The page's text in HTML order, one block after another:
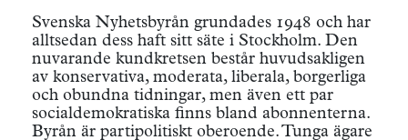
Svenska Nyhetsbyrån grundades 1948 och har
alltsedan dess haft sitt säte i Stockholm. Den
nuvarande kundkretsen består huvudsakligen
av konservativa, moderata, liberala, borgerliga
och obundna tidningar, men även ett par
socialdemokratiska finns bland abonnenterna.
Byrån är partipolitiskt oberoende. Tunga ägare